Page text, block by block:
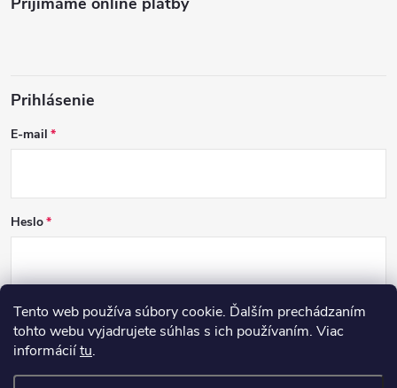
Tento web používa súbory cookie. Ďalším prechádzaním
tohto webu vyjadrujete súhlas s ich používaním. Viac
informáciítu.
Prihlásenie
E-mail
Heslo
PRIHLÁSIŤ SA